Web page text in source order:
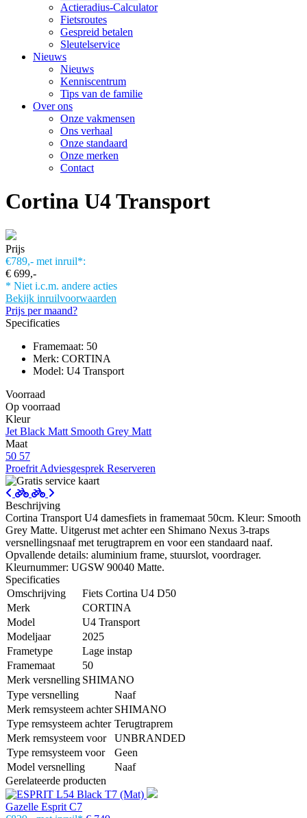
Actieradius-Calculator
Fietsroutes
Gespreid betalen
Sleutelservice
Nieuws
Nieuws
Kenniscentrum
Tips van de familie
Over ons
Onze vakmensen
Ons verhaal
Onze standaard
Onze merken
Contact
Cortina U4 Transport
Prijs
€789,- met inruil*:
€ 699,-
* Niet i.c.m. andere acties
Bekijk inruilvoorwaarden
Prijs per maand?
Specificaties
Framemaat: 50
Merk: CORTINA
Model: U4 Transport
Voorraad
Op voorraad
Kleur
Jet Black Matt Smooth Grey Matt
Maat
50 57
Proefrit Adviesgesprek Reserveren
Beschrijving
Cortina Transport U4 damesfiets in framemaat 50cm. Kleur: Smooth
Grey Matte. Uitgerust met achter een Shimano Nexus 3-traps
versnellingsnaaf met terugtraprem en voor een standaard naaf.
Opvallende details: aluminium frame, stuurslot, voordrager.
Kleurnummer: UGSW 90040 Matte.
Specificaties
Omschrijving
Fiets Cortina U4 D50
Merk
CORTINA
Model
U4 Transport
Modeljaar
2025
Frametype
Lage instap
Framemaat
50
Merk versnelling SHIMANO
Type versnelling
Naaf
Merk remsysteem achter SHIMANO
Type remsysteem achter Terugtraprem
Merk remsysteem voor
UNBRANDED
Type remsysteem voor
Geen
Model versnelling
Naaf
Gerelateerde producten
Gazelle Esprit C7